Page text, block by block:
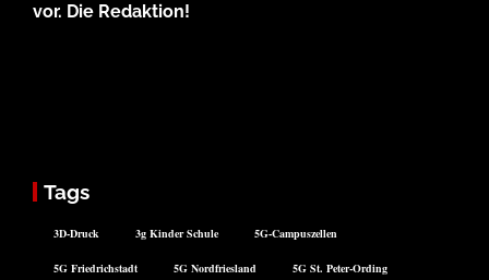
vor. Die Redaktion!
Tags
3D-Druck 3g Kinder Schule 5G-Campuszellen
5G Friedrichstadt 5G Nordfriesland 5G St. Peter-Ording